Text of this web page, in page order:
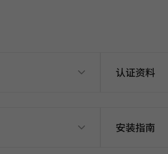
认证资料
安装指南